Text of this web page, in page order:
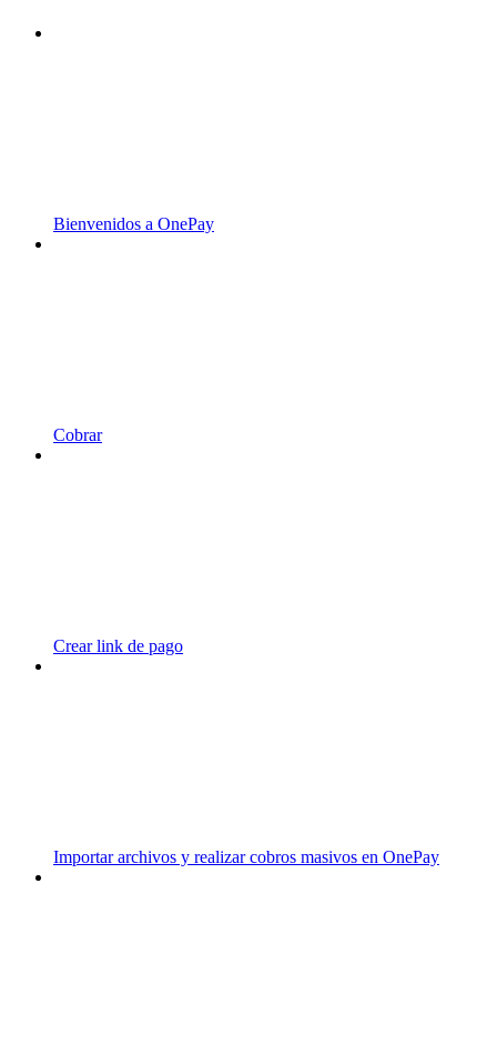
Bienvenidos a OnePay
Cobrar
Crear link de pago
Importar archivos y realizar cobros masivos en OnePay